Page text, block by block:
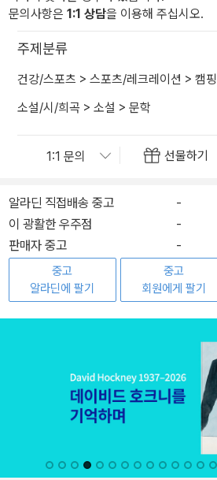
문의사항은 1:1 상담을 이용해 주십시오.
주제분류
건강/스포츠 > 스포츠/레크레이션 > 캠핑
소설/시/희곡 > 소설 > 문학
선물하기
알라딘 직접배송 중고
-
이 광활한 우주점
-
판매자 중고
-
중고
알라딘에 팔기
중고
회원에게 팔기